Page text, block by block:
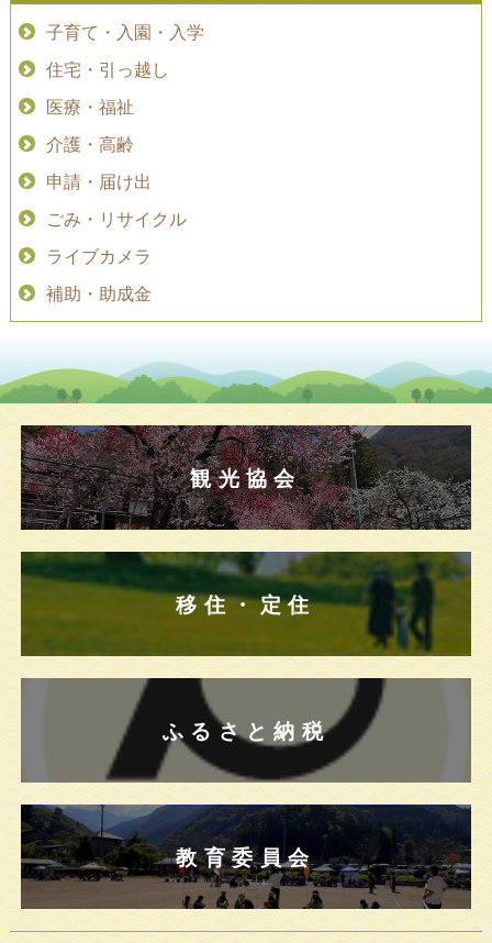
子育て・入園・入学
住宅・引っ越し
医療・福祉
介護・高齢
申請・届け出
ごみ・リサイクル
ライブカメラ
補助・助成金
観光協会
移住・定住
ふるさと納税
教育委員会